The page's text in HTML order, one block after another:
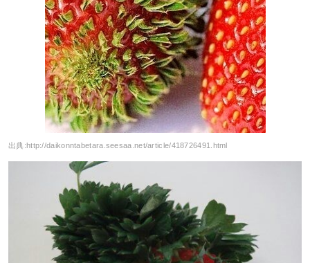
出典:http://daikonntabetara.seesaa.net/article/418726491.html